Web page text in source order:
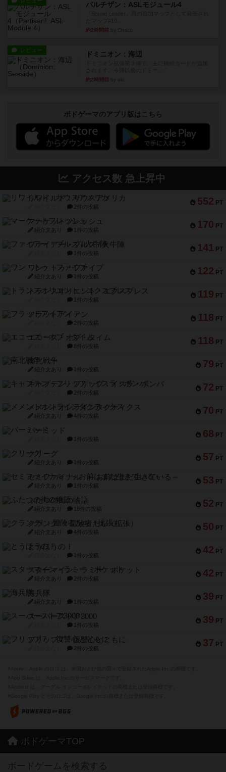
パルチザン：ASLモジュール4
約2時間前
レビュー ドミニオン：海辺
約2時間前
ボドゲーマのアプリ版はこちら
アクセス数 急上昇中
552 PT
リワイルド：サウスアメリカ
2件の投稿
170 PT
マーケットフレッシュ
紹介文あり 1件の投稿
141 PT
ファイアー・ブルズ / 火牛陣
1件の投稿
122 PT
ワン・トゥ・ファイブ
紹介文あり 1件の投稿
119 PT
トランスオリエント・エクスプレス
1件の投稿
118 PT
フラットアイアン
2件の投稿
118 PT
エコーズ・オブ・タイム
8件の投稿
79 PT
南北戦争
紹介文あり 1件の投稿
72 PT
キャプテン・フリップ：イスラ・ボンバ
2件の投稿
70 PT
メメントオンラインタクティクス
紹介文あり 4件の投稿
68 PT
パーミッド
1件の投稿
57 PT
クリーグ
紹介文あり 1件の投稿
53 PT
セミファイナル ～お前はまだ生きている～
紹介文あり 1件の投稿
52 PT
ふたつの街の物語
紹介文あり 18件の投稿
50 PT
クランク! ：冒険者たち（拡張）
紹介文あり 4件の投稿
42 PT
とうほうの！
1件の投稿
42 PT
スターマイン・ラミー ポケット
紹介文あり 2件の投稿
39 PT
海兵隊
紹介文あり 1件の投稿
39 PT
スーパーストア3000
1件の投稿
37 PT
フリップ７：復讐心とともに
2件の投稿
ボドゲーマTOP
ボードゲームを検索する